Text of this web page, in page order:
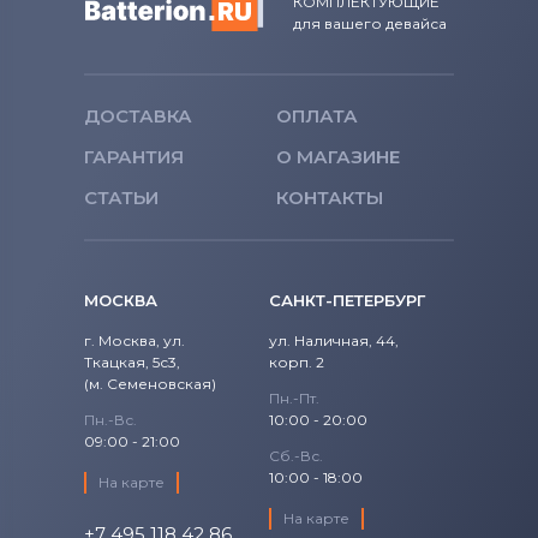
для вашего девайса
ДОСТАВКА
ОПЛАТА
ГАРАНТИЯ
О МАГАЗИНЕ
СТАТЬИ
КОНТАКТЫ
МОСКВА
г. Москва, ул.
Ткацкая, 5с3,
(м. Семеновская)
Пн.-Вс.
09:00 - 21:00
На карте
САНКТ-ПЕТЕРБУРГ
ул. Наличная, 44,
корп. 2
Пн.-Пт.
10:00 - 20:00
Сб.-Вс.
10:00 - 18:00
На карте